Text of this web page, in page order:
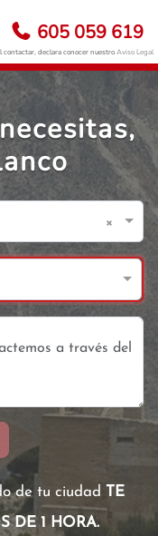
605 059 619
contactar, declara conocer nuestroAviso Legal
×
de tu ciudad TE
DE 1 HORA.